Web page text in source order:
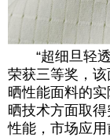
“超细旦轻
荣获三等奖，
晒性能面料的
晒技术方面取
性能，市场应用